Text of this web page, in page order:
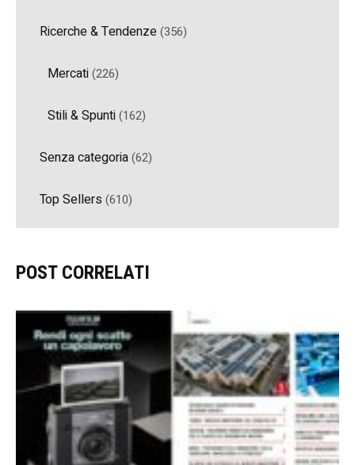
Ricerche & Tendenze(356)
Mercati(226)
Stili & Spunti(162)
Senza categoria(62)
Top Sellers (610)
POST CORRELATI